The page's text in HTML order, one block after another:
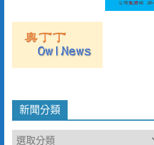
新聞分類
新